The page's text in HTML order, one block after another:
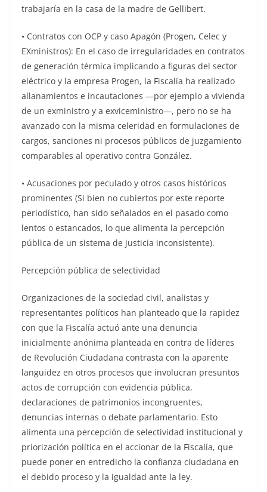
trabajaría en la casa de la madre de Gellibert.
• Contratos con OCP y caso Apagón (Progen, Celec y
EXministros): En el caso de irregularidades en contratos
de generación térmica implicando a figuras del sector
eléctrico y la empresa Progen, la Fiscalía ha realizado
allanamientos e incautaciones —por ejemplo a vivienda
de un exministro y a exviceministro—, pero no se ha
avanzado con la misma celeridad en formulaciones de
cargos, sanciones ni procesos públicos de juzgamiento
comparables al operativo contra González.
• Acusaciones por peculado y otros casos históricos
prominentes (Si bien no cubiertos por este reporte
periodístico, han sido señalados en el pasado como
lentos o estancados, lo que alimenta la percepción
pública de un sistema de justicia inconsistente).
Percepción pública de selectividad
Organizaciones de la sociedad civil, analistas y
representantes políticos han planteado que la rapidez
con que la Fiscalía actuó ante una denuncia
inicialmente anónima planteada en contra de líderes
de Revolución Ciudadana contrasta con la aparente
languidez en otros procesos que involucran presuntos
actos de corrupción con evidencia pública,
declaraciones de patrimonios incongruentes,
denuncias internas o debate parlamentario. Esto
alimenta una percepción de selectividad institucional y
priorización política en el accionar de la Fiscalía, que
puede poner en entredicho la confianza ciudadana en
el debido proceso y la igualdad ante la ley.